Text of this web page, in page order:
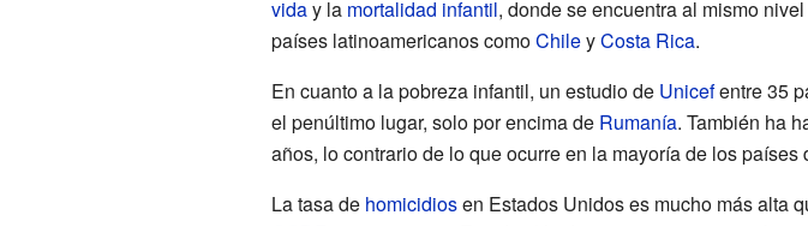
viday la mortalidad infantil, donde se encuentra al mismo
países latinoamericanos comoChileyCosta Rica.
En cuanto a la pobreza infantil, un estudio de Unicefentre 35
el penúltimo lugar, solo por encima de Rumanía. También ha
años, lo contrario de lo que ocurre en la mayoría de los países
La tasa de homicidiosen Estados Unidos es mucho más alta